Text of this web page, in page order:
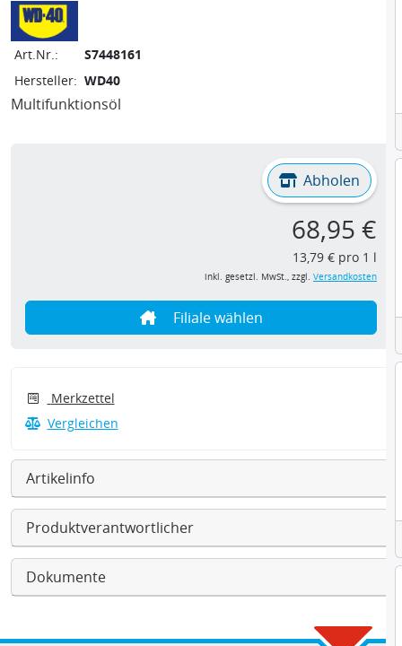
Art.Nr.:
S7448161
Hersteller: WD40
Multifunktionsöl
Abholen
68,95 €
13,79 € pro 1 l
inkl. gesetzl. MwSt., zzgl. Versandkosten
Filiale wählen
Merkzettel
Vergleichen
Artikelinfo
Produktverantwortlicher
Dokumente